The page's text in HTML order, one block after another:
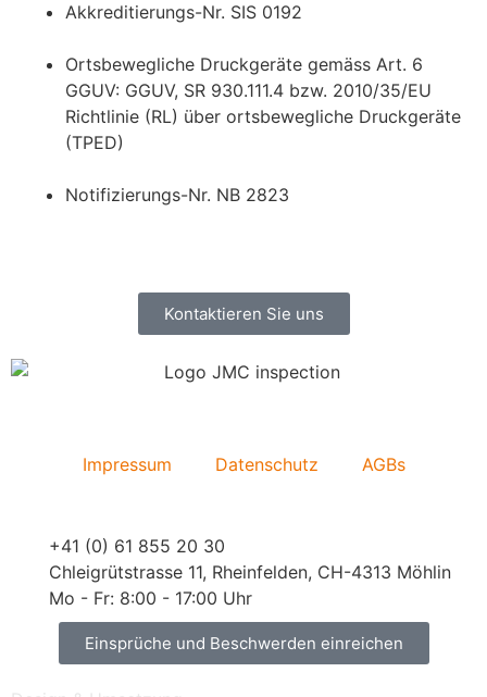
Akkreditierungs-Nr. SIS 0192
Ortsbewegliche Druckgeräte gemäss Art. 6
GGUV: GGUV, SR 930.111.4 bzw. 2010/35/EU
Richtlinie (RL) über ortsbewegliche Druckgeräte
(TPED)
Notifizierungs-Nr. NB 2823
Kontaktieren Sie uns
Impressum Datenschutz AGBs
+41 (0) 61 855 20 30
Chleigrütstrasse 11, Rheinfelden, CH-4313 Möhlin
Mo - Fr: 8:00 - 17:00 Uhr
Einsprüche und Beschwerden einreichen